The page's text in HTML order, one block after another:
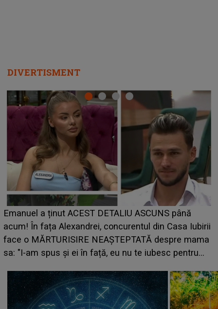
DIVERTISMENT
LINE-UP UNTOLD ONE, ziua 2. La ce oră urcă pe
scena principală a festivalului Zara Larsson? Artista
suedeză a ajuns deja în România și s-a filmat din
camera de hotel